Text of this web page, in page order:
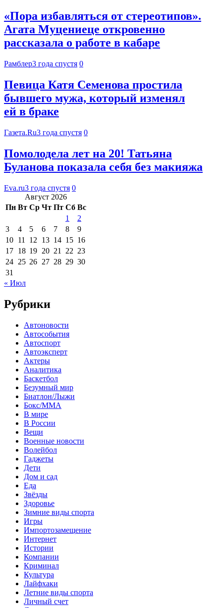
«Пора избавляться от стереотипов».
Агата Муцениеце откровенно
рассказала о работе в кабаре
Рамблер3 года спустя 0
Певица Катя Семенова простила
бывшего мужа, который изменял
ей в браке
Газета.Ru3 года спустя 0
Помолодела лет на 20! Татьяна
Буланова показала себя без макияжа
Eva.ru3 года спустя 0
Август 2026
Пн Вт Ср Чт Пт Сб Вс
1
2
3
4 5 6 7 8
9
10 11 12 13 14 15 16
17 18 19 20 21 22 23
24 25 26 27 28 29 30
31
« Июл
Рубрики
Автоновости
Автособытия
Автоспорт
Автоэксперт
Актеры
Аналитика
Баскетбол
Безумный мир
Биатлон/Лыжи
Бокс/MMA
В мире
В России
Вещи
Военные новости
Волейбол
Гаджеты
Дети
Дом и сад
Еда
Звёзды
Здоровье
Зимние виды спорта
Игры
Импортозамещение
Интернет
Истории
Компании
Криминал
Культура
Лайфхаки
Летние виды спорта
Личный счет